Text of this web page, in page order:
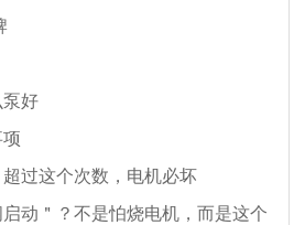
好
过这个次数，电机必坏
动＂？不是怕烧电机，而是这个